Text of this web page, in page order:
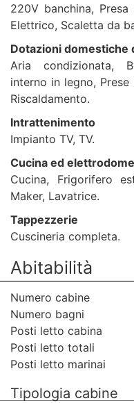
220V banchina,
Elettrico, Scaletta da
Dotazioni domestiche
Aria condizionata,
interno in legno, Prese
Riscaldamento.
Intrattenimento
Impianto TV, TV.
Cucina ed
Cucina, Frigorifero
Maker, Lavatrice.
Tappezzerie
Cuscineria completa.
Abitabilità
Numero cabine
Numero bagni
Posti letto cabina
Posti letto totali
Posti letto marinai
Tipologia cabine